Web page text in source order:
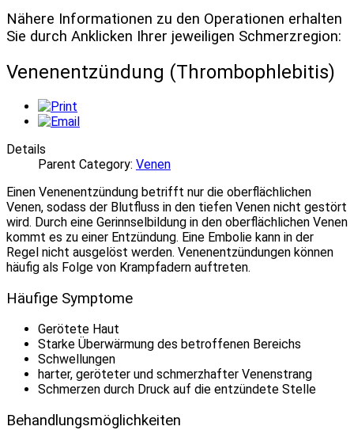
Nähere Informationen zu den Operationen erhalten
Sie durch Anklicken Ihrer jeweiligen Schmerzregion:
Venenentzündung (Thrombophlebitis)
Details
Parent Category: Venen
Einen Venenentzündung betrifft nur die oberflächlichen
Venen, sodass der Blutfluss in den tiefen Venen nicht gestört
wird. Durch eine Gerinnselbildung in den oberflächlichen Venen
kommt es zu einer Entzündung. Eine Embolie kann in der
Regel nicht ausgelöst werden. Venenentzündungen können
häufig als Folge von Krampfadern auftreten.
Häufige Symptome
Gerötete Haut
Starke Überwärmung des betroffenen Bereichs
Schwellungen
harter, geröteter und schmerzhafter Venenstrang
Schmerzen durch Druck auf die entzündete Stelle
Behandlungsmöglichkeiten